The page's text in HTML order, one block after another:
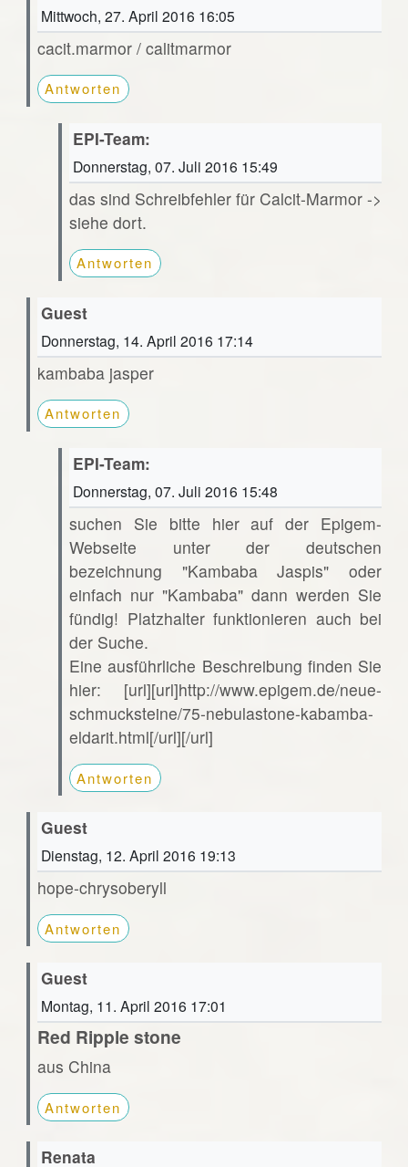
Mittwoch, 27. April 2016 16:05
cacit.marmor / calitmarmor
Antworten
EPI-Team:
Donnerstag, 07. Juli 2016 15:49
das sind Schreibfehler für Calcit-Marmor ->
siehe dort.
Antworten
Guest
Donnerstag, 14. April 2016 17:14
kambaba jasper
Antworten
EPI-Team:
Donnerstag, 07. Juli 2016 15:48
suchen Sie bitte hier auf der Epigem-
Webseite unter der deutschen
bezeichnung "Kambaba Jaspis" oder
einfach nur "Kambaba" dann werden Sie
fündig! Platzhalter funktionieren auch bei
der Suche.
Eine ausführliche Beschreibung finden Sie
hier: [url][url]http://www.epigem.de/neue-
schmucksteine/75-nebulastone-kabamba-
eldarit.html[/url][/url]
Antworten
Guest
Dienstag, 12. April 2016 19:13
hope-chrysoberyll
Antworten
Guest
Montag, 11. April 2016 17:01
Red Ripple stone
aus China
Antworten
Renata